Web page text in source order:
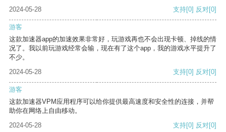
2024-05-28 支持[0] 反对[0]
游客
这款加速器app的加速效果非常好，玩游戏再也不会出现卡顿、掉线的情
况了。我以前玩游戏经常会输，现在有了这个app，我的游戏水平提升了
不少。
2024-05-28
支持[0] 反对[0]
游客
这款加速器VPM应用程序可以给你提供最高速度和安全性的连接，并帮
助你在网络上自由移动。
2024-05-28
支持[0] 反对[0]